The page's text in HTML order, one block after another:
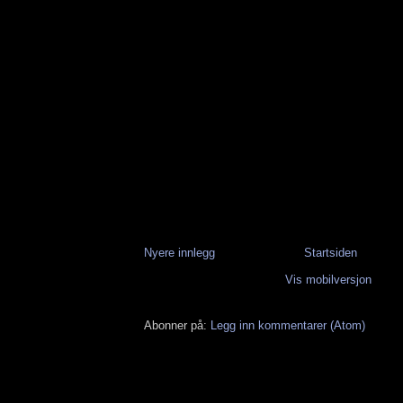
Nyere innlegg
Startsiden
Vis mobilversjon
Abonner på: Legg inn kommentarer (Atom)